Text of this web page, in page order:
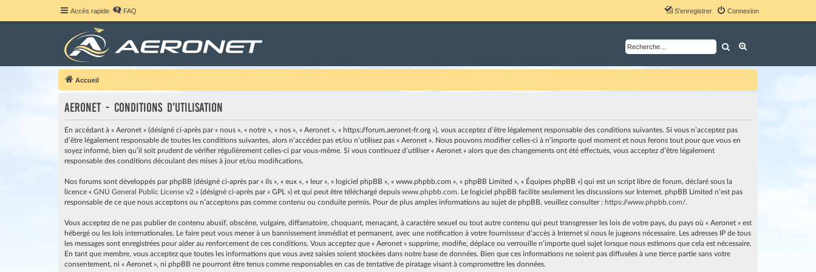
Accès rapide FAQ Connexion
S’enregistrer
Rechercher
Accueil
Aeronet - Conditions d’utilisation
En accédant à « Aeronet » (désigné ci-après par « nous », « notre », « nos », « Aeronet », « https://forum.aeronet-fr.org »), vous acceptez d’être légalement responsable des conditions suivantes. Si vous n’acceptez pas
d’être légalement responsable de toutes les conditions suivantes, alors n’accédez pas et/ou n’utilisez pas « Aeronet ». Nous pouvons modifier celles-ci à n’importe quel moment et nous ferons tout pour que vous en
soyez informé, bien qu’il soit prudent de vérifier régulièrement celles-ci par vous-même. Si vous continuez d’utiliser « Aeronet » alors que des changements ont été effectués, vous acceptez d’être légalement
responsable des conditions découlant des mises à jour et/ou modifications.
Nos forums sont développés par phpBB (désigné ci-après par « ils », « eux », « leur », « logiciel phpBB », « www.phpbb.com », « phpBB Limited », « Équipes phpBB ») qui est un script libre de forum, déclaré sous la
licence « GNU General Public License v2 » (désigné ci-après par « GPL ») et qui peut être téléchargé depuis www.phpbb.com. Le logiciel phpBB facilite seulement les discussions sur Internet. phpBB Limited n’est pas
responsable de ce que nous acceptons ou n’acceptons pas comme contenu ou conduite permis. Pour de plus amples informations au sujet de phpBB, veuillez consulter : https://www.phpbb.com/.
Vous acceptez de ne pas publier de contenu abusif, obscène, vulgaire, diffamatoire, choquant, menaçant, à caractère sexuel ou tout autre contenu qui peut transgresser les lois de votre pays, du pays où « Aeronet » est
hébergé ou les lois internationales. Le faire peut vous mener à un bannissement immédiat et permanent, avec une notification à votre fournisseur d’accès à Internet si nous le jugeons nécessaire. Les adresses IP de tous
les messages sont enregistrées pour aider au renforcement de ces conditions. Vous acceptez que « Aeronet » supprime, modifie, déplace ou verrouille n’importe quel sujet lorsque nous estimons que cela est nécessaire.
En tant que membre, vous acceptez que toutes les informations que vous avez saisies soient stockées dans notre base de données. Bien que ces informations ne soient pas diffusées à une tierce partie sans votre
consentement, ni « Aeronet », ni phpBB ne pourront être tenus comme responsables en cas de tentative de piratage visant à compromettre les données.